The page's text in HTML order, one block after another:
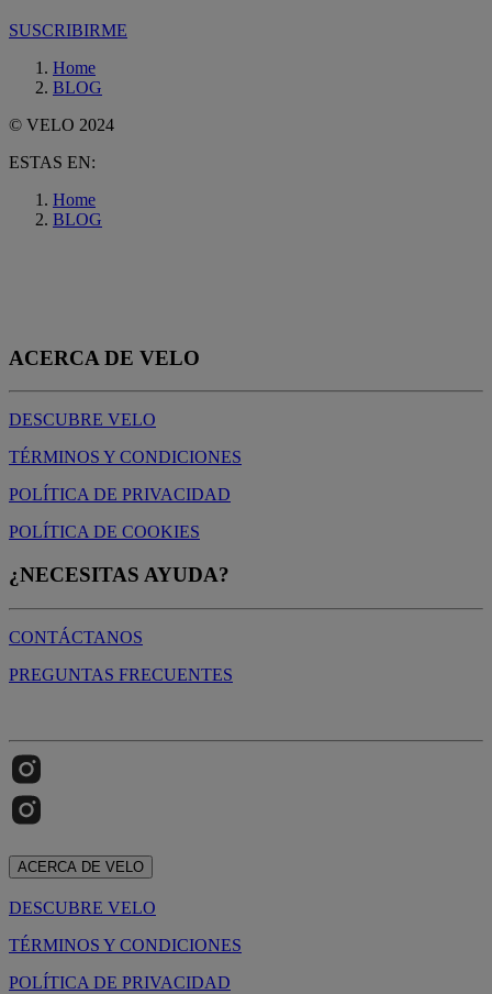
SUSCRIBIRME
Home
BLOG
© VELO 2024
ESTAS EN:
Home
BLOG
ACERCA DE VELO
DESCUBRE VELO
TÉRMINOS Y CONDICIONES
POLÍTICA DE PRIVACIDAD
POLÍTICA DE COOKIES
¿NECESITAS AYUDA?
CONTÁCTANOS
PREGUNTAS FRECUENTES
ACERCA DE VELO
DESCUBRE VELO
TÉRMINOS Y CONDICIONES
POLÍTICA DE PRIVACIDAD